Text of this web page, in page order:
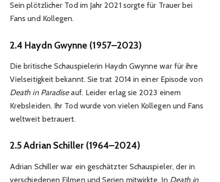
Sein plötzlicher Tod im Jahr 2021 sorgte für Trauer bei
Fans und Kollegen.
2.4 Haydn Gwynne (1957–2023)
Die britische Schauspielerin Haydn Gwynne war für ihre
Vielseitigkeit bekannt. Sie trat 2014 in einer Episode von
Death in Paradiseauf. Leider erlag sie 2023 einem
Krebsleiden. Ihr Tod wurde von vielen Kollegen und Fans
weltweit betrauert.
2.5 Adrian Schiller (1964–2024)
Adrian Schiller war ein geschätzter Schauspieler, der in
verschiedenen Filmen und Serien mitwirkte. In Death in